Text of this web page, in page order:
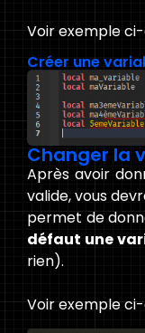
Voir exemple
Créer une
Changer la
Après avoir
valide, vous
permet de
défaut une
rien).
Voir exemple